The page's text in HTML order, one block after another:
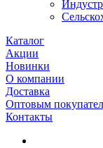
Каталог
Акции
Новинки
О компании
Доставка
Оптовым
Контакты